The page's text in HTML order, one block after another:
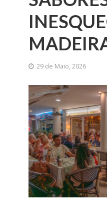
29 de Maio, 2026